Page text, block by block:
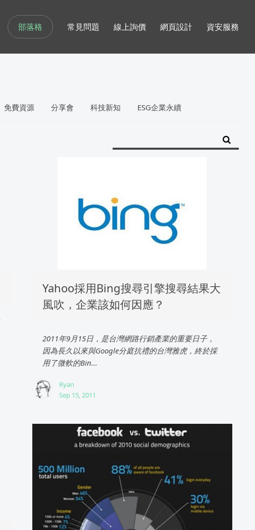
部落格
免費資源 分享會 科技新知 ESG企業永續
Yahoo採用Bing搜尋引擎搜尋結果大
風吹，企業該如何因應？
2011年9月15日，是台灣網路行銷產業的重要日子，
因為長久以來與Google分庭抗禮的台灣雅虎，終於採
用了微軟的Bin...
Ryan
Sep 15, 2011